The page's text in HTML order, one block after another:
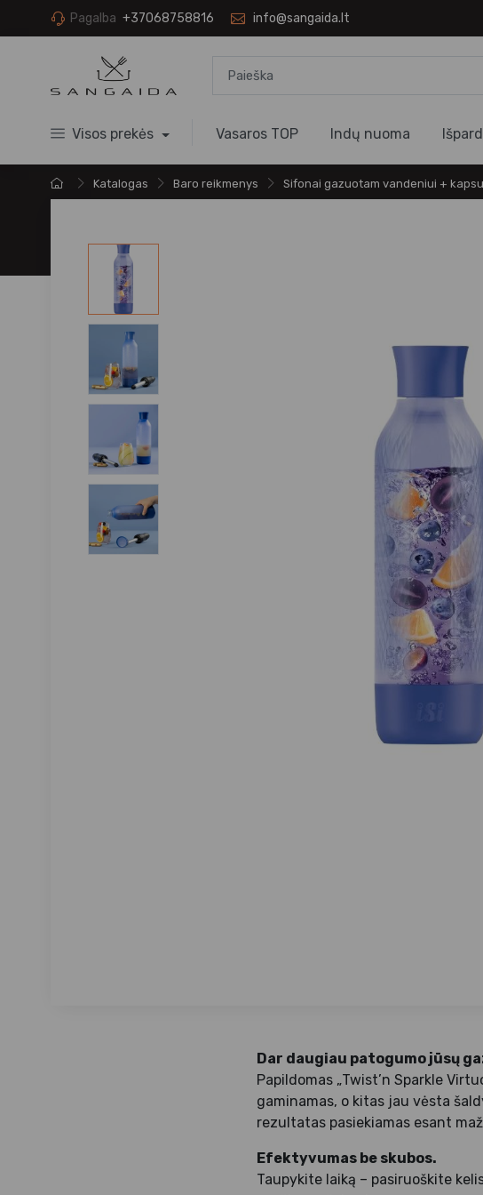
Pagalba +37068758816 info@sangaida.lt
Visos prekės Vasaros TOP Indų nuoma
Katalogas Baro reikmenys Sifonai gazuotam vandeniui +
Dar daugiau patogumo jūsų
Papildomas „Twist’n Sparkle
gaminamas, o kitas jau vėsta
rezultatas pasiekiamas esant
Efektyvumas be skubos.
Taupykite laiką – pasiruoškite